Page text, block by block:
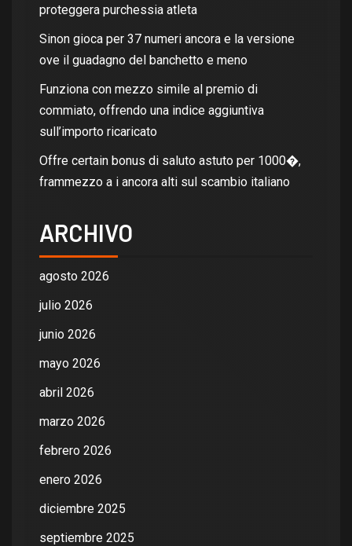
proteggera purchessia atleta
Sinon gioca per 37 numeri ancora e la versione
ove il guadagno del banchetto e meno
Funziona con mezzo simile al premio di
commiato, offrendo una indice aggiuntiva
sull’importo ricaricato
Offre certain bonus di saluto astuto per 1000�,
frammezzo a i ancora alti sul scambio italiano
ARCHIVO
agosto 2026
julio 2026
junio 2026
mayo 2026
abril 2026
marzo 2026
febrero 2026
enero 2026
diciembre 2025
septiembre 2025